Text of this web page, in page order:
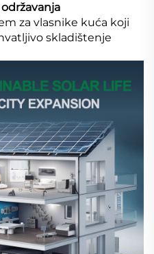
za vlasnike kuća koji
skladištenje